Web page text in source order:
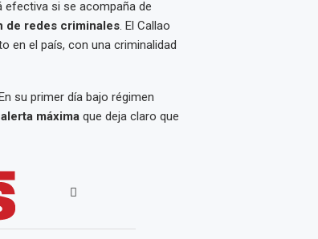
efectiva si se acompaña de
de redes criminales. El Callao
en el país, con una criminalidad
su primer día bajo régimen
máximaque deja claro que